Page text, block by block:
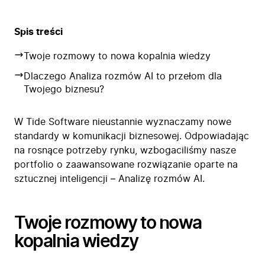
Spis treści
Twoje rozmowy to nowa kopalnia wiedzy
Dlaczego Analiza rozmów AI to przełom dla
Twojego biznesu?
W Tide Software nieustannie wyznaczamy nowe
standardy w komunikacji biznesowej. Odpowiadając
na rosnące potrzeby rynku, wzbogaciliśmy nasze
portfolio o zaawansowane rozwiązanie oparte na
sztucznej inteligencji – Analizę rozmów AI.
Twoje rozmowy to nowa
kopalnia wiedzy